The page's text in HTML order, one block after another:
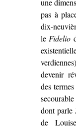
une
pas à
dix-
le Fidelio
devenir
des
dont parle
de